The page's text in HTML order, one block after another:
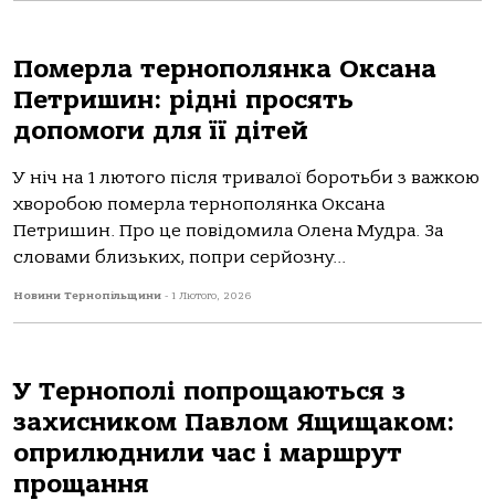
Померла тернополянка Оксана
Петришин: рідні просять
допомоги для її дітей
У ніч на 1 лютого після тривалої боротьби з важкою
хворобою померла тернополянка Оксана
Петришин. Про це повідомила Олена Мудра. За
словами близьких, попри серйозну...
Новини Тернопільщини - 1 Лютого, 2026
У Тернополі попрощаються з
захисником Павлом Ящищаком:
оприлюднили час і маршрут
прощання